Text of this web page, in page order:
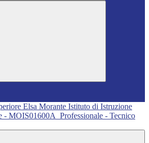
Istituto di Istruzione
- MOIS01600A Professionale - Tecnico